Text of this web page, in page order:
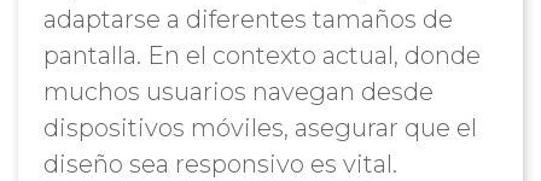
adaptarse a diferentes tamaños de
pantalla. En el contexto actual, donde
muchos usuarios navegan desde
dispositivos móviles, asegurar que el
diseño sea responsivo es vital.